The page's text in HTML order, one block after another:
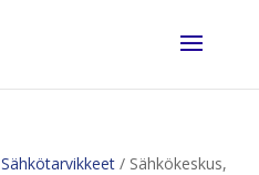
Sähkötarvikkeet/ Sähkökeskus,